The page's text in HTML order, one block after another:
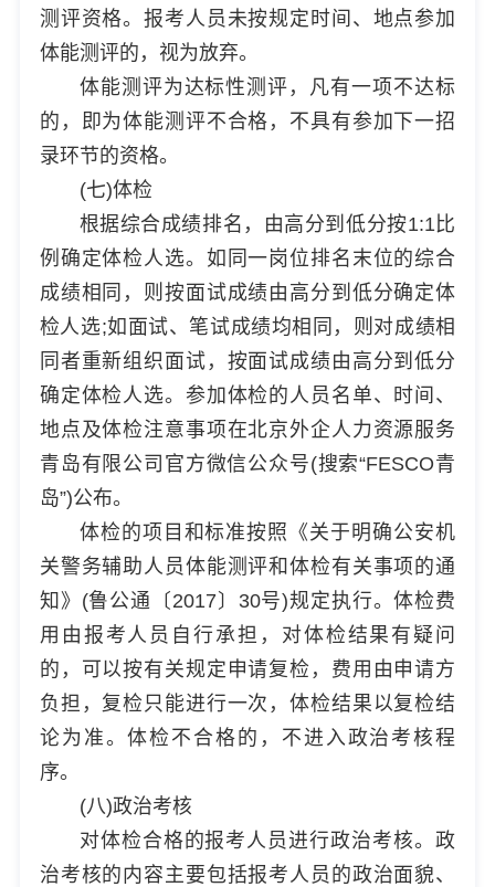
测评资格。报考人员未按规定时间、地点参加
体能测评的，视为放弃。
体能测评为达标性测评，凡有一项不达标
的，即为体能测评不合格，不具有参加下一招
录环节的资格。
(七)体检
根据综合成绩排名，由高分到低分按1:1比
例确定体检人选。如同一岗位排名末位的综合
成绩相同，则按面试成绩由高分到低分确定体
检人选;如面试、笔试成绩均相同，则对成绩相
同者重新组织面试，按面试成绩由高分到低分
确定体检人选。参加体检的人员名单、时间、
地点及体检注意事项在北京外企人力资源服务
青岛有限公司官方微信公众号(搜索“FESCO青
岛”)公布。
体检的项目和标准按照《关于明确公安机
关警务辅助人员体能测评和体检有关事项的通
知》(鲁公通〔2017〕30号)规定执行。体检费
用由报考人员自行承担，对体检结果有疑问
的，可以按有关规定申请复检，费用由申请方
负担，复检只能进行一次，体检结果以复检结
论为准。体检不合格的，不进入政治考核程
序。
(八)政治考核
对体检合格的报考人员进行政治考核。政
治考核的内容主要包括报考人员的政治面貌、